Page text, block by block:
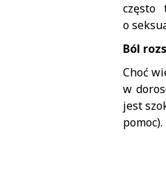
często
o
Ból
Choć
w
jest